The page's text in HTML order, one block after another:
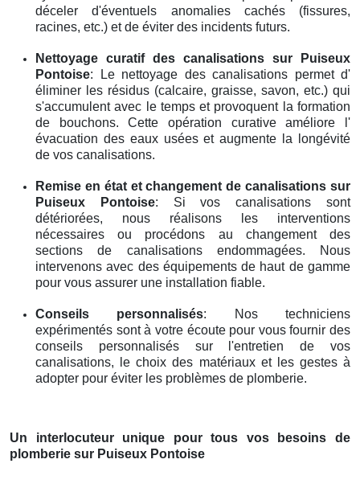
déceler d'éventuels anomalies cachés (fissures,
racines, etc.) et de éviter des incidents futurs.
Nettoyage curatif des canalisations sur Puiseux
Pontoise: Le nettoyage des canalisations permet d'
éliminer les résidus (calcaire, graisse, savon, etc.) qui
s'accumulent avec le temps et provoquent la formation
de bouchons. Cette opération curative améliore l'
évacuation des eaux usées et augmente la longévité
de vos canalisations.
Remise en état et changement de canalisations sur
Puiseux Pontoise: Si vos canalisations sont
détériorées, nous réalisons les interventions
nécessaires ou procédons au changement des
sections de canalisations endommagées. Nous
intervenons avec des équipements de haut de gamme
pour vous assurer une installation fiable.
Conseils personnalisés: Nos techniciens
expérimentés sont à votre écoute pour vous fournir des
conseils personnalisés sur l'entretien de vos
canalisations, le choix des matériaux et les gestes à
adopter pour éviter les problèmes de plomberie.
Un interlocuteur unique pour tous vos besoins de
plomberie sur Puiseux Pontoise